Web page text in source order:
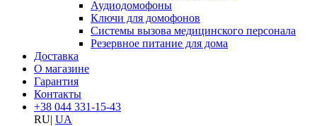
Аудиодомофоны
Ключи для домофонов
Системы вызова медицинского персонала
Резервное питание для дома
Доставка
О магазине
Гарантия
Контакты
+38 044 331-15-43
RU| UA